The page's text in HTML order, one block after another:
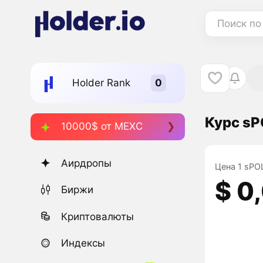
Поиск
Holder Rank
10000$ от MEXC
Аирдропы
Биржи
Криптовалюты
Индексы
Курс
Цена 1
$